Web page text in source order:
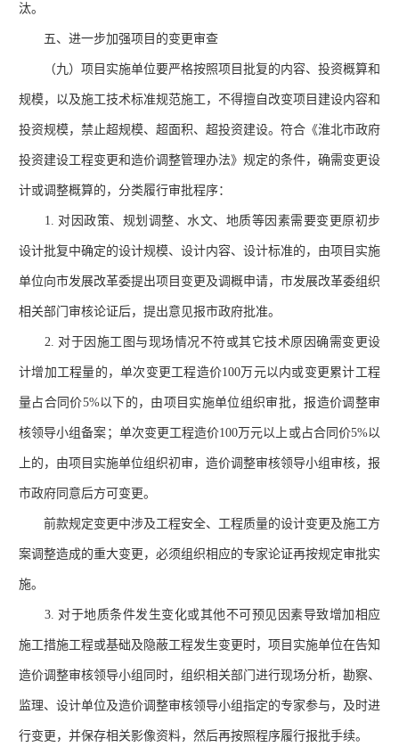
汰。
五、进一步加强项目的变更审查
（九）项目实施单位要严格按照项目批复的内容、投资概算和
规模，以及施工技术标准规范施工，不得擅自改变项目建设内容和
投资规模，禁止超规模、超面积、超投资建设。符合《淮北市政府
投资建设工程变更和造价调整管理办法》规定的条件，确需变更设
计或调整概算的，分类履行审批程序：
1. 对因政策、规划调整、水文、地质等因素需要变更原初步
设计批复中确定的设计规模、设计内容、设计标准的，由项目实施
单位向市发展改革委提出项目变更及调概申请，市发展改革委组织
相关部门审核论证后，提出意见报市政府批准。
2. 对于因施工图与现场情况不符或其它技术原因确需变更设
计增加工程量的，单次变更工程造价100万元以内或变更累计工程
量占合同价5%以下的，由项目实施单位组织审批，报造价调整审
核领导小组备案；单次变更工程造价100万元以上或占合同价5%以
上的，由项目实施单位组织初审，造价调整审核领导小组审核，报
市政府同意后方可变更。
前款规定变更中涉及工程安全、工程质量的设计变更及施工方
案调整造成的重大变更，必须组织相应的专家论证再按规定审批实
施。
3. 对于地质条件发生变化或其他不可预见因素导致增加相应
施工措施工程或基础及隐蔽工程发生变更时，项目实施单位在告知
造价调整审核领导小组同时，组织相关部门进行现场分析，勘察、
监理、设计单位及造价调整审核领导小组指定的专家参与，及时进
行变更，并保存相关影像资料，然后再按照程序履行报批手续。